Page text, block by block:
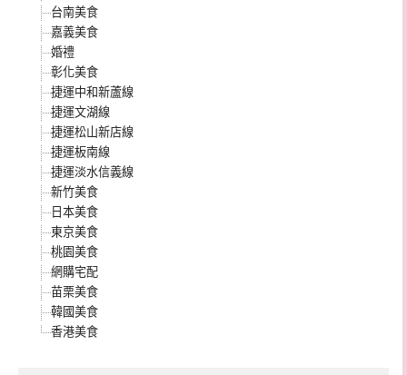
台南美食
嘉義美食
婚禮
彰化美食
捷運中和新蘆線
捷運文湖線
捷運松山新店線
捷運板南線
捷運淡水信義線
新竹美食
日本美食
東京美食
桃園美食
網購宅配
苗栗美食
韓國美食
香港美食